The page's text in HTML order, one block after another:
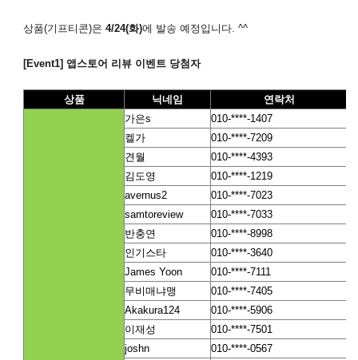
상품(기프티콘)은 4/24(화)에 발송 예정입니다. ^^
[Event1] 앱스토어 리뷰 이벤트 당첨자
상품 닉네임 연락처
가은s
010-****-1407
켈가
010-****-7209
견월
010-****-4393
김도영
010-****-1219
avernus2
010-****-7023
samtoreview
010-****-7033
반충연
010-****-8998
인기스타
010-****-3640
James Yoon
010-****-7111
무비매냐맹
010-****-7405
Akakura124
010-****-5906
이재성
010-****-7501
joshn
010-****-0567